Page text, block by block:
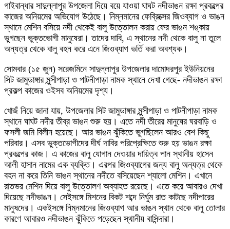
গাইবান্ধার সাদুল্লাপুর উপজেলা দিয়ে বয়ে যাওয়া ঘাঘট নদীভাঙন রক্ষা প্রকল্পের
কাজের অনিয়মের অভিযোগ উঠেছে। নিম্নমানের ফেব্রিক্সের জিওব্যাগ ও ভাঙন
স্থানে মেশিন বসিয়ে নদী থেকেই বালু উত্তোলন করায় ফের ভাঙন শঙ্কায়
ভুগছেন ভুক্তভোগী মানুষেরা। তাদের দাবি, এ স্থানের নদী থেকে বালু না তুলে
অন্যত্র থেকে বালু বহন করে এনে জিওব্যাগ ভর্তি করা অবশ্যক।
সোমবার (১৫ জুন) সরেজমিনে সাদুল্লাপুর উপজেলার দামোদরপুর ইউনিয়নের
সিট জামুডাঙ্গার মুন্সীপাড়া ও পাটনীপাড়া নামক স্থানে দেখা গেছে- নদীভাঙন রক্ষা
প্রকল্প কাজের ওইসব অনিয়মের দৃশ্য।
খোজঁ নিয়ে জানা যায়, উপজেলার সিট জামুডাঙ্গার মুন্সীপাড়া ও পাটনীপাড়া নামক
স্থানে ঘাঘট নদীর তীব্র ভাঙন শুরু হয়। এতে নদী তীরের মানুষের ঘরবাড়ি ও
ফসলী জমি বিলীন হয়েছে। আর ভাঙন ঝুঁকিতে ভুগছিলেন আরও বেশ কিছু
পরিবার। এসব ভুক্তভোগীদের দীর্ঘ দাবির পরিপ্রেক্ষিতে শুরু হয় ভাঙন রক্ষা
প্রকল্পের কাজ। এ কাজের বালু যোগান দেওয়ার দায়িত্ব পান স্থানীয় হাসেন
আলী হাসান নামের এক ব্যক্তি। এরপর জিওব্যাগের জন্য বালু অন্যত্র থেকে
বহন না করে তিনি ভাঙন স্থানের নদীতে বসিয়েছেন শ্যালো মেশিন। এখানে
রাতভর মেশিন দিয়ে বালু উত্তোলণ অব্যাহত রয়েছে। এতে করে আবারও দেখা
দিয়েছে নদীভাঙন। সেইসঙ্গে মিশনের বিকট শব্দে নির্ঘুম রাত কাটছে নদীপারের
মানুষদের। একইসঙ্গে নিম্নমানের জিওব্যাগ আর ভাঙন স্থান থেকে বালু তোলার
কারণে আবারও নদীভাঙন ঝুঁকিতে পড়েছেন স্থানীয় বাসিন্দারা।